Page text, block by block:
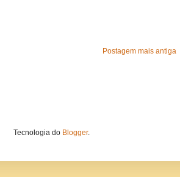
Postagem mais antiga
Tecnologia do Blogger.